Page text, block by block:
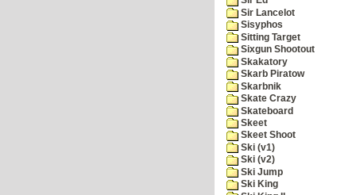
Sir Lancelot
Sisyphos
Sitting Target
Sixgun Shootout
Skakatory
Skarb Piratow
Skarbnik
Skate Crazy
Skateboard
Skeet
Skeet Shoot
Ski (v1)
Ski (v2)
Ski Jump
Ski King